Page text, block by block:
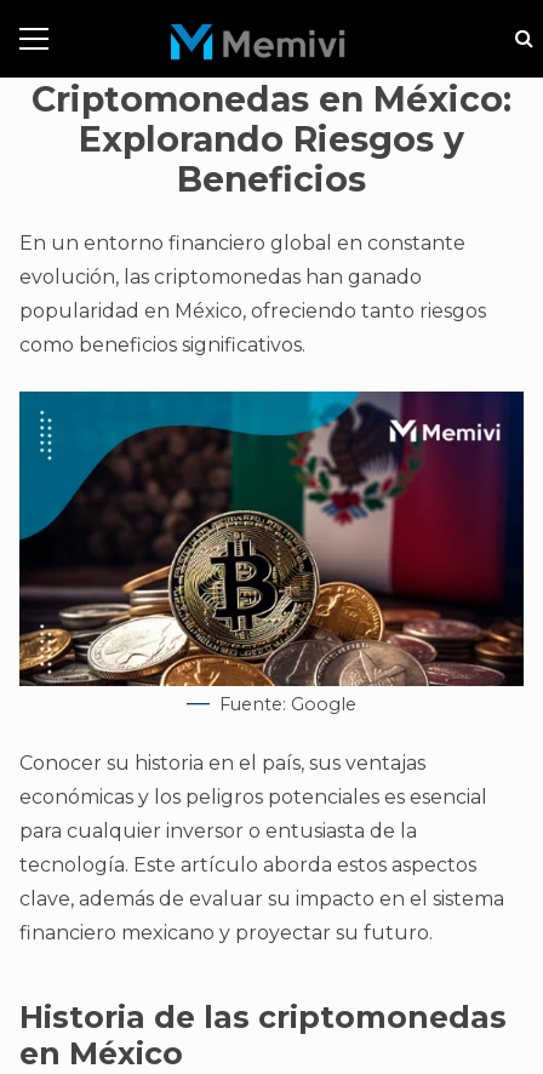
Criptomonedas en México:
Explorando Riesgos y
Beneficios
En un entorno financiero global en constante
evolución, las criptomonedas han ganado
popularidad en México, ofreciendo tanto riesgos
como beneficios significativos.
Fuente: Google
Conocer su historia en el país, sus ventajas
económicas y los peligros potenciales es esencial
para cualquier inversor o entusiasta de la
tecnología. Este artículo aborda estos aspectos
clave, además de evaluar su impacto en el sistema
financiero mexicano y proyectar su futuro.
Historia de las criptomonedas
en México